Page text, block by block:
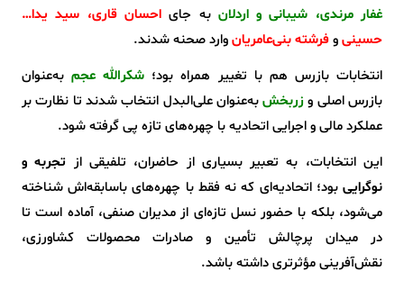
غفار مرندی، شیبانی و اردلان به جای احسان قاری، سید یدا…
حسینیوفرشته بنی‌عامریانوارد صحنه شدند.
انتخابات بازرس هم با تغییر همراه بود؛ شکرالله عجمبه‌عنوان
بازرس اصلی وزربخشبه‌عنوان علی‌البدل انتخاب شدند تا نظارت بر
عملکرد مالی و اجرایی اتحادیه با چهره‌های تازه پی گرفته شود.
این انتخابات، به تعبیر بسیاری از حاضران، تلفیقی از تجربه و
نوگرایی بود؛ اتحادیه‌ای که نه فقط با چهره‌های باسابقه‌اش شناخته
می‌شود، بلکه با حضور نسل تازه‌ای از مدیران صنفی، آماده است تا
در میدان پرچالش تأمین و صادرات محصولات کشاورزی،
نقش‌آفرینی مؤثرتری داشته باشد.